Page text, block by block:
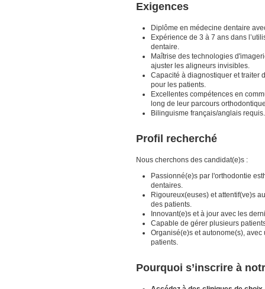
Exigences
Diplôme en médecine dentaire
Expérience de 3 à 7 ans dans
dentaire.
Maîtrise des technologies
ajuster les aligneurs invisibles.
Capacité à diagnostiquer et traiter
pour les patients.
Excellentes compétences en
long de leur parcours
Bilinguisme français/anglais requis.
Profil recherché
Nous cherchons des candidat(e)s :
Passionné(e)s par l'orthodontie
dentaires.
Rigoureux(euses) et attentif(ve)s
des patients.
Innovant(e)s et à jour avec les
Capable de gérer plusieurs
Organisé(e)s et autonome(s),
patients.
Pourquoi s’inscrire à